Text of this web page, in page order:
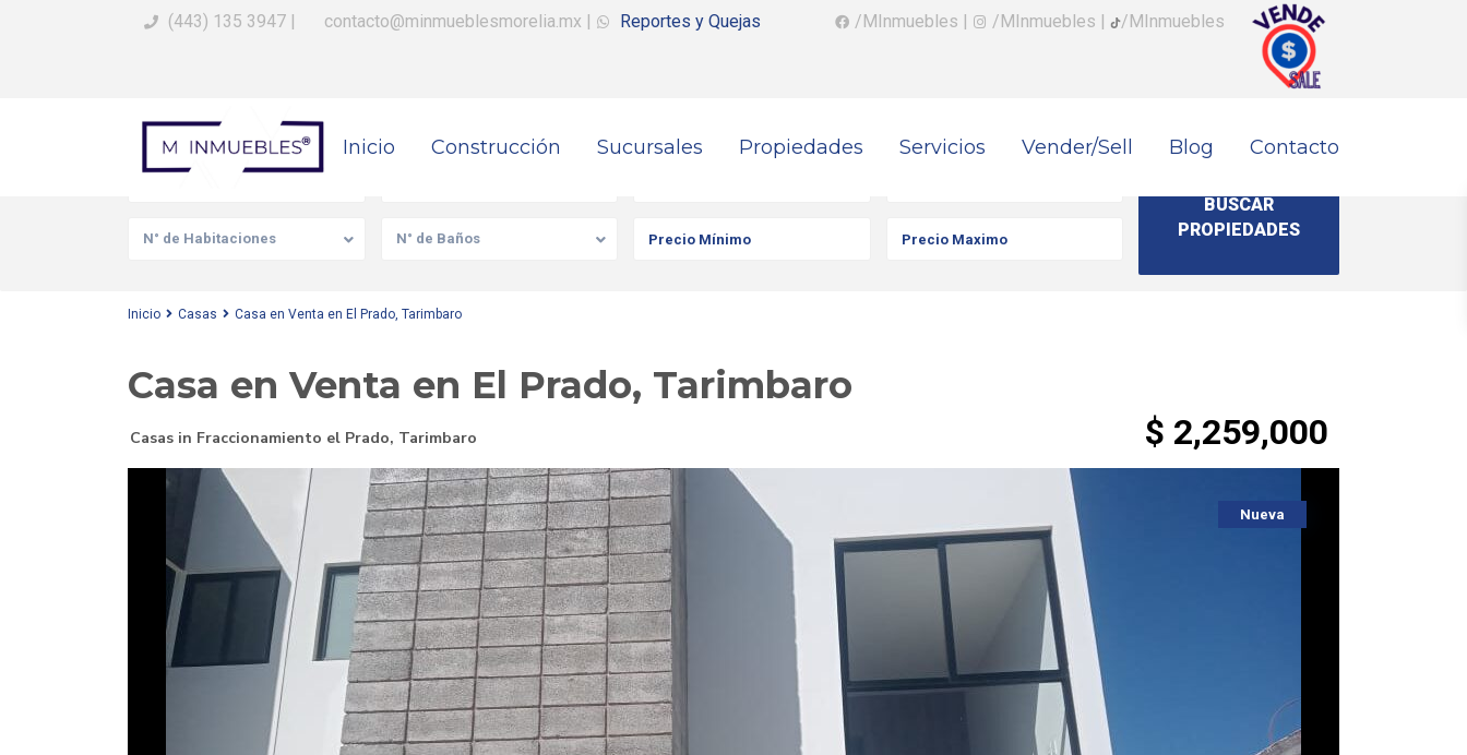
(443) 135 3947 | contacto@minmueblesmorelia.mx | Reportes y Quejas /MInmuebles | /MInmuebles | /MInmuebles
Inicio Construcción Sucursales Propiedades Servicios Vender/Sell Blog Contacto
Busca Tu Propiedad
N° de Habitaciones N° de Baños
Inicio Casas Casa en Venta en El Prado, Tarimbaro
Casa en Venta en El Prado, Tarimbaro
Casas in Fraccionamiento el Prado, Tarimbaro $ 2,259,000
Nueva